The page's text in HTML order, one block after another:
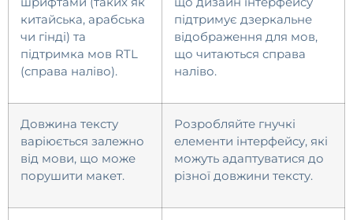
китайська, арабська
чи гінді) та
підтримка мов RTL
(справа наліво).
підтримує дзеркальне
відображення для мов,
що читаються справа
наліво.
Довжина тексту
варіюється залежно
від мови, що може
порушити макет.
Розробляйте гнучкі
елементи інтерфейсу, які
можуть адаптуватися до
різної довжини тексту.